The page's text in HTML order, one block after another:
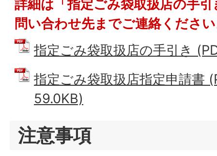
詳細は「指定ごみ袋取扱店の手
問い合わせ先までご連絡くださ
指定ごみ袋取扱店の手引き
指定ごみ袋取扱店指定申請書
59.0KB)
注意事項